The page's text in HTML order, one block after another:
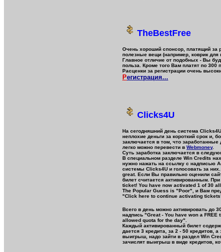
TheBestFree
Очень хороший спонсор, платящий за
полезные вещи (например, коврик для
Главное отличие от подобных - Вы
польза. Кроме того Вам платят по 300
Расценки за регистрации очень
Регистрация...
Clicks4U
На сегодняшний день система
неплохие деньги за короткий срок и,
заключается в том, что
легко можно перевести в Webmoney.
Суть заработка заключается в
В специальном разделе Win Credits
нужно нажать на ссылку с надписью
системы Clicks4U и голосовать за
great. Если Вы правильно оценили
билет считается активированным.
ticket! You have now activated 1 of 30
The Popular Guess is "Poor", и Вам
"Click here to continue activating
Всего в день можно активировать до
надпись "Great - You have won a
allowed quota for the day".
Каждый активированный билет
дается 3 кредита, за 2 - 50 кредитов,
выигрыш, надо зайти в раздел Win
зачислят выигрыш в виде кредитов,